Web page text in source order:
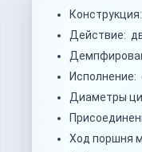
Действие:
Исполнение:
Диаметры
Ход поршня